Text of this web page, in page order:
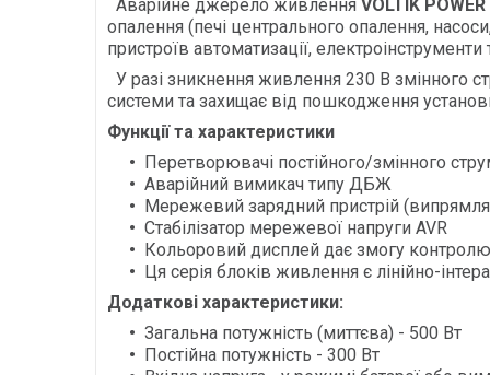
Аварійне джерело живлення VOLTIK
опалення (печі центрального опалення,
пристроїв автоматизації,
У разі зникнення живлення 230 В змінного
системи та захищає від пошкодження
Функції та характеристики
Перетворювачі постійного/змінного
Аварійний вимикач типу ДБЖ
Мережевий зарядний пристрій
Стабілізатор мережевої напруги AVR
Кольоровий дисплей дає змогу
Ця серія блоків живлення є лінійно-
Додаткові характеристики:
Загальна потужність (миттєва) - 500 Вт
Постійна потужність - 300 Вт